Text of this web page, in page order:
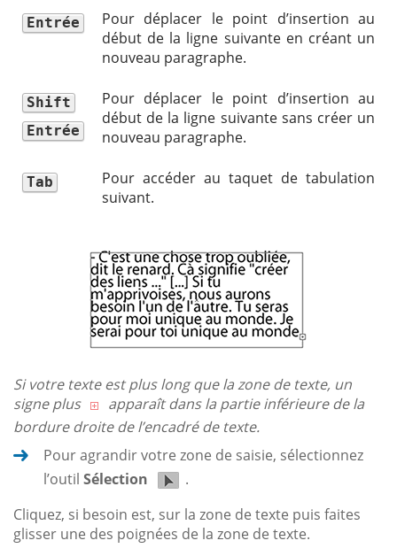
Entrée
Pour déplacer le point d’insertion au
début de la ligne suivante en créant un
nouveau paragraphe.
Shift
Entrée
Pour déplacer le point d’insertion au
début de la ligne suivante sans créer un
nouveau paragraphe.
Tab
Pour accéder au taquet de tabulation
suivant.
Si votre texte est plus long que la zone de texte, un
signe plus
apparaît dans la partie inférieure de la
bordure droite de l’encadré de texte.
Pour agrandir votre zone de saisie, sélectionnez
l’outil Sélection
.
Cliquez, si besoin est, sur la zone de texte puis faites
glisser une des poignées de la zone de texte.